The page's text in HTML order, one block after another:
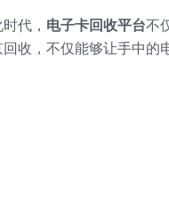
代， 电子卡回收平台不
收，不仅能够让手中